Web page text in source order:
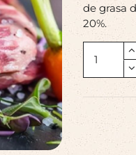
de grasa
20%.